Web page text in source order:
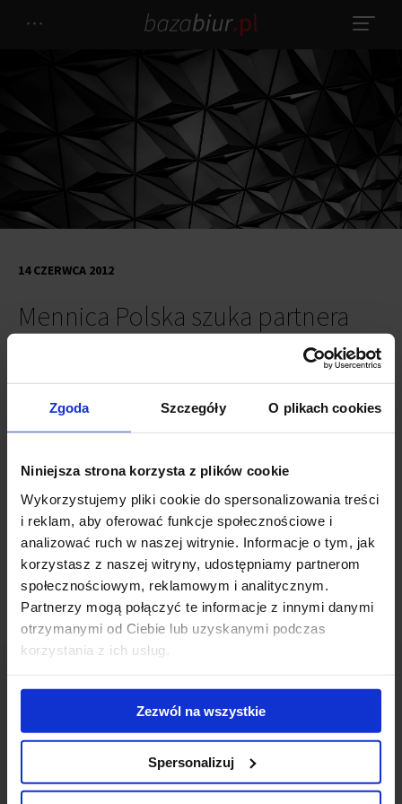
Zgoda Szczegóły O plikach cookies
Niniejsza strona korzysta z plików cookie
Wykorzystujemy pliki cookie do spersonalizowania treści
i reklam, aby oferować funkcje społecznościowe i
analizować ruch w naszej witrynie. Informacje o tym, jak
korzystasz z naszej witryny, udostępniamy partnerom
społecznościowym, reklamowym i analitycznym.
Partnerzy mogą połączyć te informacje z innymi danymi
otrzymanymi od Ciebie lub uzyskanymi podczas
korzystania z ich usług.
Zezwól na wszystkie
Spersonalizuj
Mennica Polska szuka partnera
14 CZERWCA 2012
Mennica Polska ma w planach dwie inwestycje komercyjne na
swoich działkach zlokalizowanych na Woli i Żeraniu. Na Woli przy
ulicy Pereca planowany jest kompleks biurowy o łącznej
powierzchni najmu ok. 75 000 mkw. Natomiast tereny po byłej
mieszkaniowe, biurowe i handlowe. Mennica ma nadzieję
rozpocząć budowę już w przyszłym roku. Spółka prowadzi
obecnie rozmowy, których celem ma być wyłonienie co-inwestora
przedsięwzięcia.
Skontaktuj się z nami